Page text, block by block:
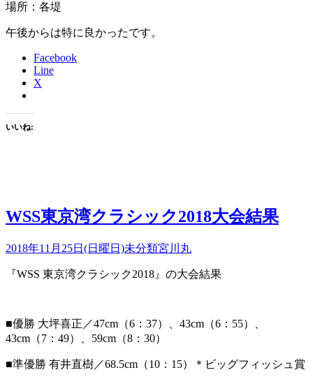
場所：各堤
午後からは特に良かったです。
Facebook
Line
X
いいね:
WSS東京湾クラシック2018大会結果
2018年11月25日(日曜日)未分類宮川丸
『WSS 東京湾クラシック2018』の大会結果
■優勝 大坪喜正／47cm（6：37）、43cm（6：55）、
43cm（7：49）、59cm（8：30）
■準優勝 有井直樹／68.5cm（10：15）＊ビッグフィッシュ賞